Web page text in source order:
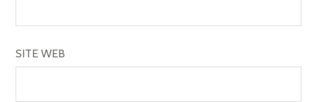
SITE WEB